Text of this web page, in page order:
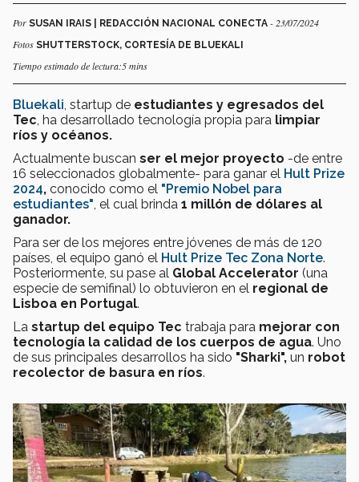
Por SUSAN IRAIS | REDACCIÓN NACIONAL CONECTA - 23/07/2024
Fotos SHUTTERSTOCK, CORTESÍA DE BLUEKALI
Tiempo estimado de lectura:5 mins
Bluekali , startup de estudiantes y egresados del
Tec , ha desarrollado tecnología propia para limpiar
ríos y océanos.
Actualmente buscan ser el mejor proyecto -de entre
16 seleccionados globalmente- para ganar el Hult Prize
2024, conocido como el "Premio Nobel para
estudiantes" , el cual brinda 1 millón de dólares al
ganador.
Para ser de los mejores entre jóvenes de más de 120
países, el equipo ganó el Hult Prize Tec Zona Norte.
Posteriormente, su pase al Global Accelerator (una
especie de semifinal) lo obtuvieron en el regional de
Lisboa en Portugal.
La startup del equipo Tec trabaja para mejorar con
tecnología la calidad de los cuerpos de agua. Uno
de sus principales desarrollos ha sido "Sharki", un robot
recolector de basura en ríos.